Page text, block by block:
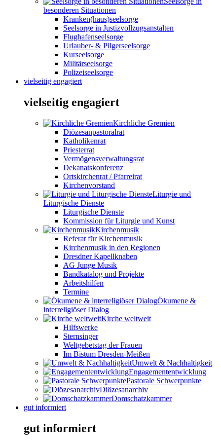
besonderen Situationen
Kranken(haus)seelsorge
Seelsorge in Justizvollzugsanstalten
Flughafenseelsorge
Urlauber- & Pilgerseelsorge
Kurseelsorge
Militärseelsorge
Polizeiseelsorge
vielseitig engagiert
vielseitig engagiert
Kirchliche Gremien
Diözesanpastoralrat
Katholikenrat
Priesterrat
Vermögensverwaltungsrat
Dekanatskonferenz
Ortskirchenrat / Pfarreirat
Kirchenvorstand
Liturgie und
Liturgische Dienste
Liturgische Dienste
Kommission für Liturgie und Kunst
Kirchenmusik
Referat für Kirchenmusik
Kirchenmusik in den Regionen
Dresdner Kapellknaben
AG Junge Musik
Bandkatalog und Projekte
Arbeitshilfen
Termine
Ökumene &
interreligiöser Dialog
Kirche weltweit
Hilfswerke
Sternsinger
Weltgebetstag der Frauen
Im Bistum Dresden-Meißen
Umwelt & Nachhaltigkeit
Engagemententwicklung
Pastorale Schwerpunkte
Diözesanarchiv
Domschatzkammer
gut informiert
gut informiert